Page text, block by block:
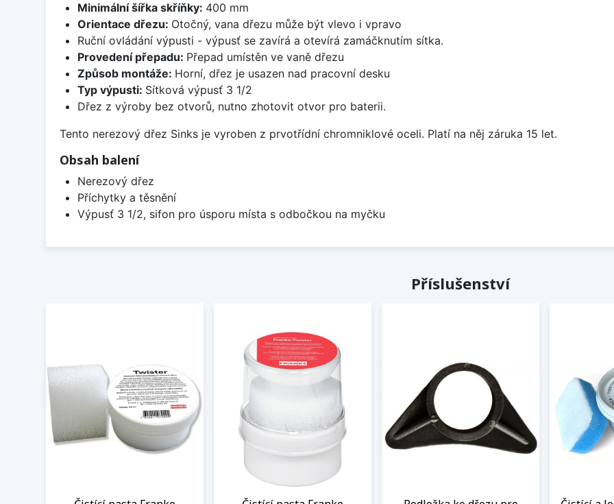
Minimální šířka skříňky: 400 mm
Orientace dřezu: Otočný, vana dřezu může být vlevo i vpravo
Ruční ovládání výpusti - výpusť se zavírá a otevírá zamáčknutím sítka.
Provedení přepadu: Přepad umístěn ve vaně dřezu
Způsob montáže: Horní, dřez je usazen nad pracovní desku
Typ výpusti: Sítková výpusť 3 1/2
Dřez z výroby bez otvorů, nutno zhotovit otvor pro baterii.
Tento nerezový dřez Sinks je vyroben z prvotřídní chromniklové oceli. Platí na něj záruka 15 let.
Obsah balení
Nerezový dřez
Příchytky a těsnění
Výpusť 3 1/2, sifon pro úsporu místa s odbočkou na myčku
Příslušenství